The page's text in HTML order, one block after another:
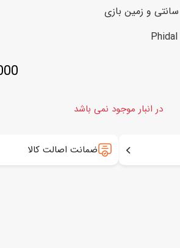
لباس و ماسک
در انبار موجود نمی باشد
ضمانت اصالت کالا